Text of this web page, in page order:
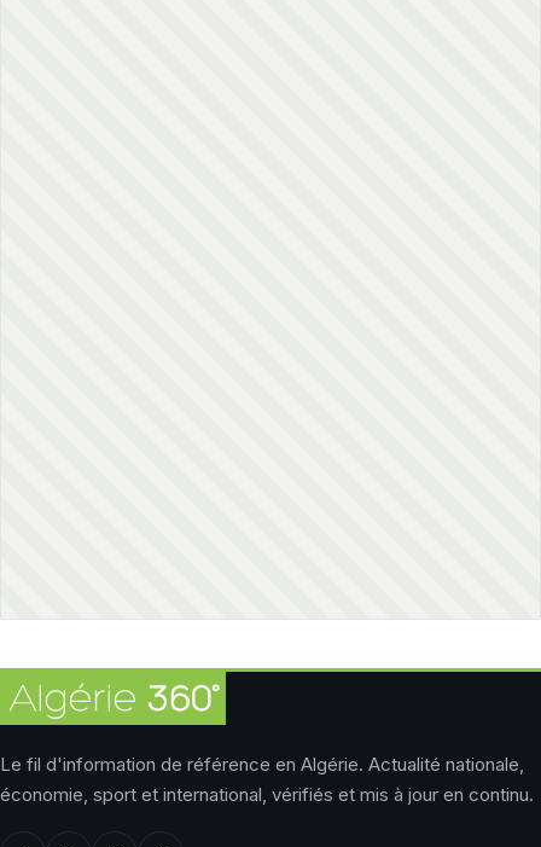
Le fil d'information de référence en Algérie. Actualité nationale,
économie, sport et international, vérifiés et mis à jour en continu.